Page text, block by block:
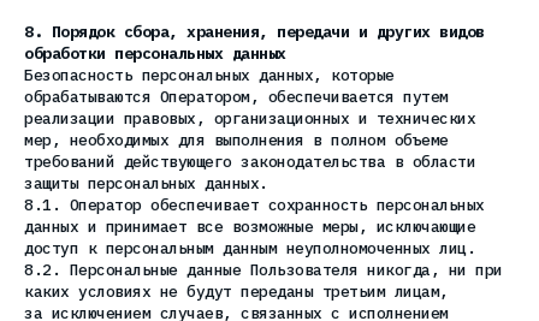
8. Порядок сбора, хранения, передачи и других видов
обработки персональных данных
Безопасность персональных данных, которые
обрабатываются Оператором, обеспечивается путем
реализации правовых, организационных и технических
мер, необходимых для выполнения в полном объеме
требований действующего законодательства в области
защиты персональных данных.
8.1. Оператор обеспечивает сохранность персональных
данных и принимает все возможные меры, исключающие
доступ к персональным данным неуполномоченных лиц.
8.2. Персональные данные Пользователя никогда, ни при
каких условиях не будут переданы третьим лицам,
за исключением случаев, связанных с исполнением